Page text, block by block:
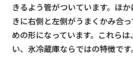
きるよう管がついています。ほ
きに右側と左側がうまくかみ合
めの形になっています。これら
い、氷冷蔵庫ならではの特徴です。